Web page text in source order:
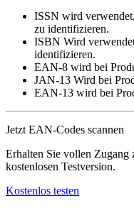
ISSN wird
zu identifizieren.
ISBN Wird
identifizieren.
EAN-8 wird bei
JAN-13 Wird bei
EAN-13 wird bei
Jetzt EAN-Codes scannen
Erhalten Sie vollen Zugang
kostenlosen Testversion.
Kostenlos testen